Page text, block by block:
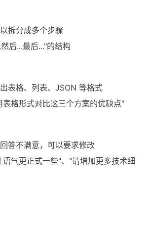
拆分成多个步骤
后...最后..."的结构
表格、列表、JSON 等格式
表格形式对比这三个方案的优缺点"
答不满意，可以要求修改
语气更正式一些"、"请增加更多技术细